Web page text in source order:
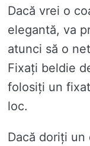
Dacă vrei o
elegantă, va
atunci să o
Fixați beldie
folosiți un
loc.
Dacă doriți